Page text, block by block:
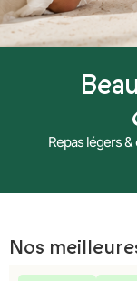
Repas légers
Nos